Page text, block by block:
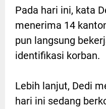
Pada hari ini, kata
menerima 14
pun langsung
identifikasi korban.
Lebih lanjut, Dedi
hari ini sedang